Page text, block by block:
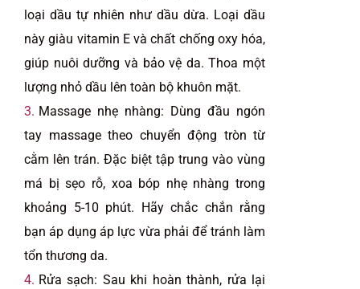
loại dầu tự nhiên như dầu dừa. Loại dầu
này giàu vitamin E và chất chống oxy hóa,
giúp nuôi dưỡng và bảo vệ da. Thoa một
lượng nhỏ dầu lên toàn bộ khuôn mặt.
Massage nhẹ nhàng: Dùng đầu ngón
tay massage theo chuyển động tròn từ
cằm lên trán. Đặc biệt tập trung vào vùng
má bị sẹo rỗ, xoa bóp nhẹ nhàng trong
khoảng 5-10 phút. Hãy chắc chắn rằng
bạn áp dụng áp lực vừa phải để tránh làm
tổn thương da.
Rửa sạch: Sau khi hoàn thành, rửa lại